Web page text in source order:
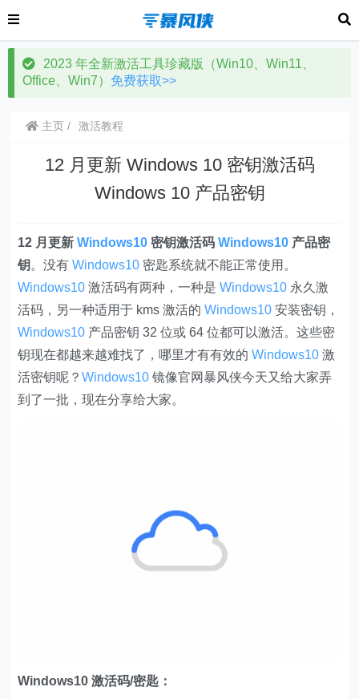
2023 年全新激活工具珍藏版（Win10、Win11、
Office、Win7） 免费获取>>
主页 激活教程
12 月更新 Windows 10 密钥激活码
Windows 10 产品密钥
12 月更新Windows10 密钥激活码Windows10 产品密
钥 。没有Windows10 密匙系统就不能正常使用。
Windows10 激活码有两种，一种是Windows10 永久激
活码，另一种适用于 kms 激活的Windows10 安装密钥，
Windows10 产品密钥 32 位或 64 位都可以激活。这些密
钥现在都越来越难找了，哪里才有有效的Windows10 激
活密钥呢？Windows10 镜像官网暴风侠今天又给大家弄
到了一批，现在分享给大家。
Windows10 激活码/密匙：